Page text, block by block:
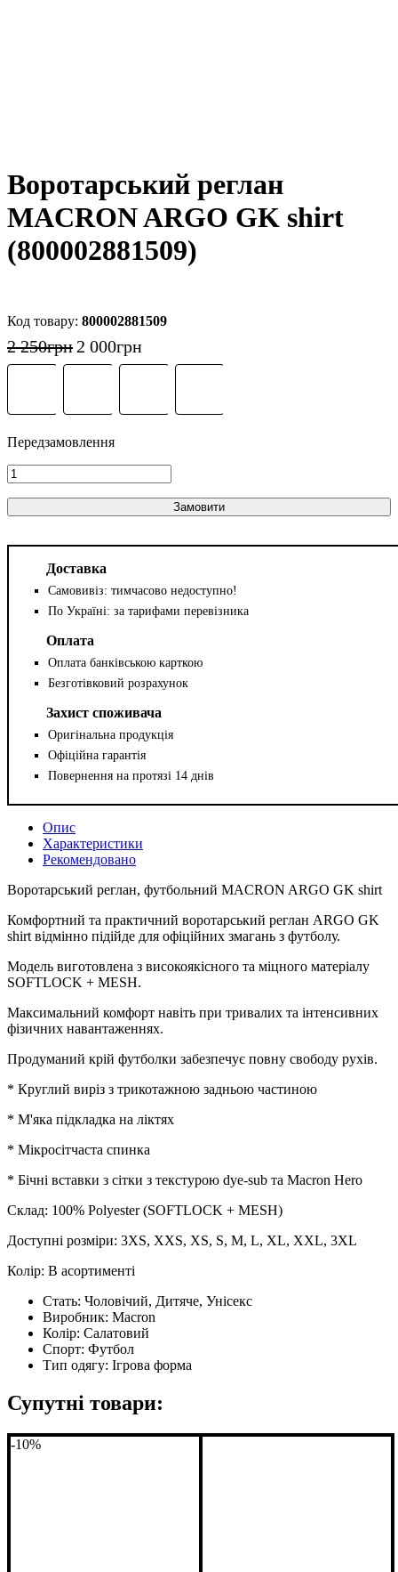
Воротарський реглан
MACRON ARGO GK shirt
(800002881509)
800002881509
2 250грн 2 000грн
Замовити
Доставка
Самовивіз: тимчасово недоступно!
По Україні: за тарифами перевізника
Оплата
Оплата банківською карткою
Безготівковий розрахунок
Захист споживача
Оригінальна продукція
Офіційна гарантія
Повернення на протязі 14 днів
Опис
Характеристики
Рекомендовано
Воротарський реглан, футбольний MACRON ARGO GK shirt
Комфортний та практичний воротарський реглан ARGO GK
shirt відмінно підійде для офіційних змагань з футболу.
Модель виготовлена ​​з високоякісного та міцного матеріалу
SOFTLOCK + MESH.
Максимальний комфорт навіть при тривалих та інтенсивних
фізичних навантаженнях.
Продуманий крій футболки забезпечує повну свободу рухів.
* Круглий виріз з трикотажною задньою частиною
* М'яка підкладка на ліктях
* Мікросітчаста спинка
* Бічні вставки з сітки з текстурою dye-sub та Macron Hero
Склад: 100% Polyester (SOFTLOCK + MESH)
Доступні розміри: 3XS, XXS, XS, S, M, L, XL, XXL, 3XL
Колір: В асортименті
Стать: Чоловічий, Дитяче, Унісекс
Виробник: Macron
Колір: Салатовий
Спорт: Футбол
Тип одягу: Ігрова форма
Супутні товари:
-10%